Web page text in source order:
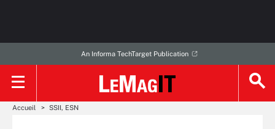
An Informa TechTarget Publication
Accueil SSII, ESN